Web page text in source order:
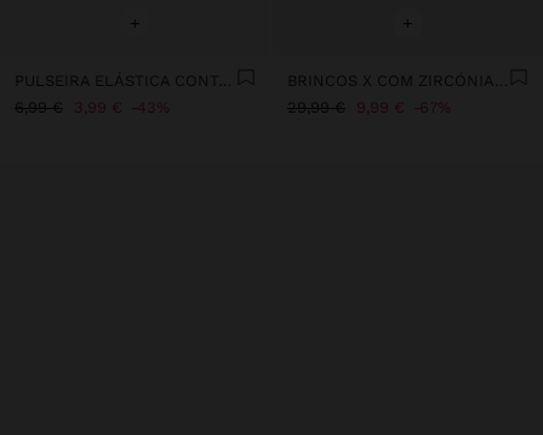
+
6,99 €
3,99 € 43%
+
29,99 €
9,99 € 67%